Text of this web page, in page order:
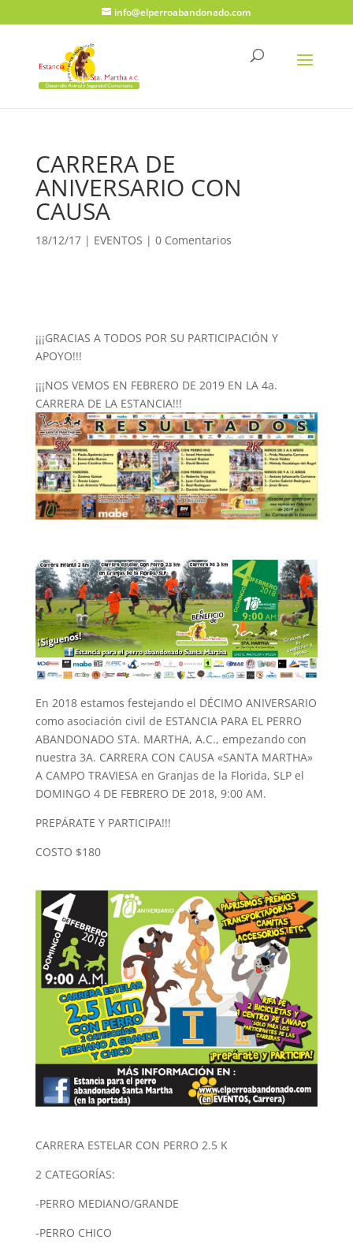
info@elperroabandonado.com
CARRERA DE
ANIVERSARIO CON
CAUSA
18/12/17| EVENTOS | 0 Comentarios
¡¡¡GRACIAS A TODOS POR SU PARTICIPACIÓN Y
APOYO!!!
¡¡¡NOS VEMOS EN FEBRERO DE 2019 EN LA 4a.
CARRERA DE LA ESTANCIA!!!
En 2018 estamos festejando el DÉCIMO ANIVERSARIO
como asociación civil de ESTANCIA PARA EL PERRO
ABANDONADO STA. MARTHA, A.C., empezando con
nuestra 3A. CARRERA CON CAUSA «SANTA MARTHA»
A CAMPO TRAVIESA en Granjas de la Florida, SLP el
DOMINGO 4 DE FEBRERO DE 2018, 9:00 AM.
PREPÁRATE Y PARTICIPA!!!
COSTO $180
CARRERA ESTELAR CON PERRO 2.5 K
2 CATEGORÍAS:
-PERRO MEDIANO/GRANDE
-PERRO CHICO